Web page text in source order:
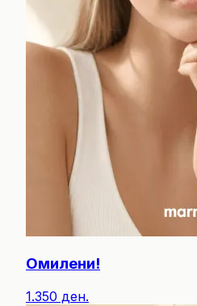
Омилени!
1.350 ден.